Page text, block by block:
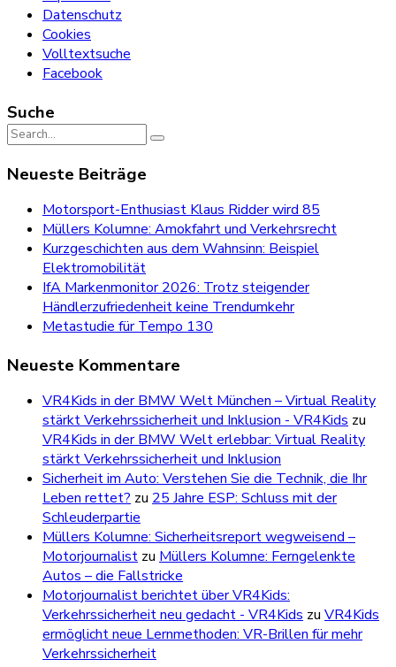
Datenschutz
Cookies
Volltextsuche
Facebook
Suche
Search
Neueste Beiträge
Motorsport-Enthusiast Klaus Ridder wird 85
Müllers Kolumne: Amokfahrt und Verkehrsrecht
Kurzgeschichten aus dem Wahnsinn: Beispiel
Elektromobilität
IfA Markenmonitor 2026: Trotz steigender
Händlerzufriedenheit keine Trendumkehr
Metastudie für Tempo 130
Neueste Kommentare
VR4Kids in der BMW Welt München – Virtual Reality
stärkt Verkehrssicherheit und Inklusion - VR4Kids zu
VR4Kids in der BMW Welt erlebbar: Virtual Reality
stärkt Verkehrssicherheit und Inklusion
Sicherheit im Auto: Verstehen Sie die Technik, die Ihr
Leben rettet? zu 25 Jahre ESP: Schluss mit der
Schleuderpartie
Müllers Kolumne: Sicherheitsreport wegweisend –
Motorjournalist zu Müllers Kolumne: Ferngelenkte
Autos – die Fallstricke
Motorjournalist berichtet über VR4Kids:
Verkehrssicherheit neu gedacht - VR4Kids zu VR4Kids
ermöglicht neue Lernmethoden: VR-Brillen für mehr
Verkehrssicherheit